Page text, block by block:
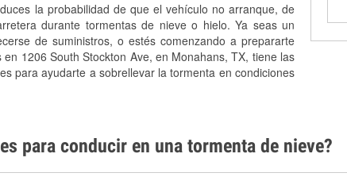
la probabilidad de que el vehículo no arranque, de
durante tormentas de nieve o hielo. Ya seas un
de suministros, o estés comenzando a prepararte
1206 South Stockton Ave, en Monahans, TX, tiene las
para ayudarte a sobrellevar la tormenta en condiciones
para conducir en una tormenta de nieve?